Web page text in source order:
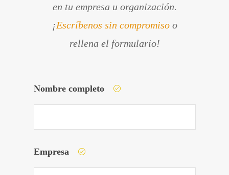
en tu empresa u organización.
¡Escríbenos sin compromisoo
rellena el formulario!
Nombre completo
Empresa